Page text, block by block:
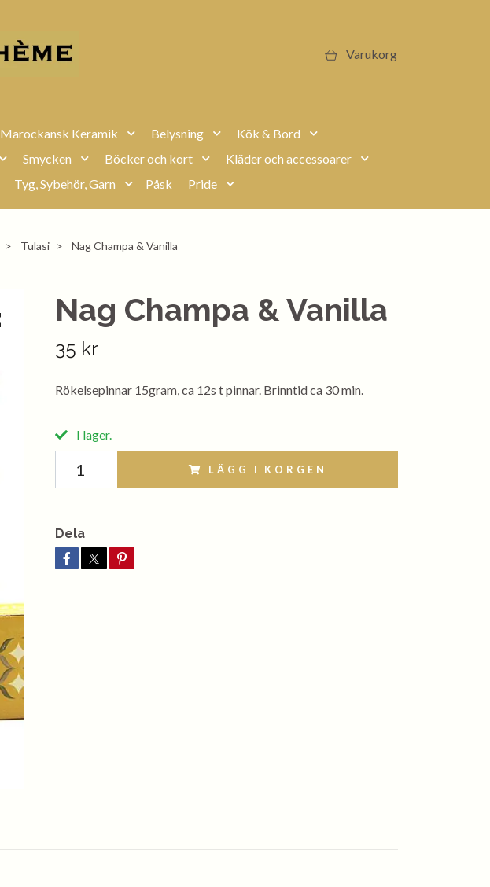
Varukorg
Marockansk Keramik Belysning
Kök & Bord
Smycken Böcker och kort
Kläder och accessoarer
Tyg, Sybehör, Garn Påsk Pride
Tulasi Nag Champa & Vanilla
Nag Champa & Vanilla
35 kr
Rökelsepinnar 15gram, ca 12s t pinnar. Brinntid ca 30 min.
I lager.
LÄGG I KORGEN
Dela